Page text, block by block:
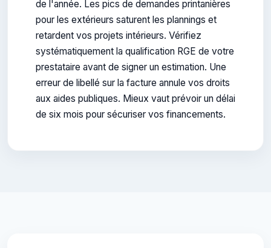
de l'année. Les pics de demandes printanières
pour les extérieurs saturent les plannings et
retardent vos projets intérieurs. Vérifiez
systématiquement la qualification RGE de votre
prestataire avant de signer un estimation. Une
erreur de libellé sur la facture annule vos droits
aux aides publiques. Mieux vaut prévoir un délai
de six mois pour sécuriser vos financements.